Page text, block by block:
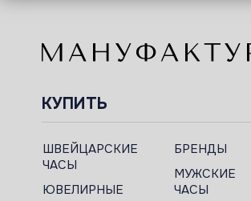
КУПИТЬ
ШВЕЙЦАРСКИЕ
ЧАСЫ
ЮВЕЛИРНЫЕ
БРЕНДЫ
МУЖСКИЕ
ЧАСЫ